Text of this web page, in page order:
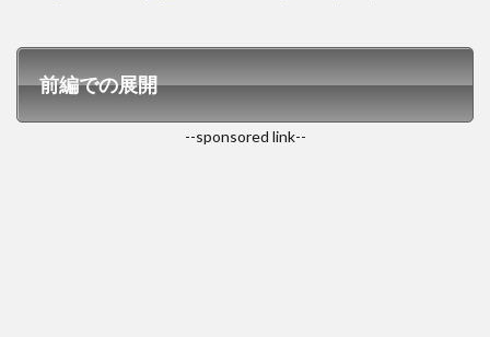
前編での展開
--sponsored link--